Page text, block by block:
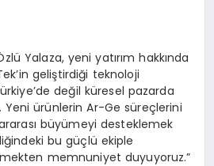
Yalaza, yeni yatırım hakkında
geliştirdiği teknoloji
değil küresel pazarda
ürünlerin Ar-Ge süreçlerini
büyümeyi desteklemek
bu güçlü ekiple
memnuniyet duyuyoruz.”